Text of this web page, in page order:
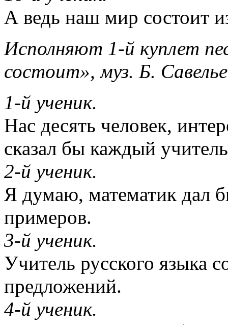
А ведь наш мир состоит
Исполняют 1-й куплет
состоит», муз. Б.
1-й ученик.
Нас десять человек,
сказал бы каждый
2-й ученик.
Я думаю, математик дал
примеров.
3-й ученик.
Учитель русского языка
предложений.
4-й ученик.